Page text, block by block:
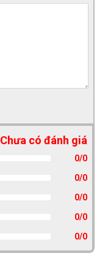
Chưa có đánh giá
0/0
0/0
0/0
0/0
0/0